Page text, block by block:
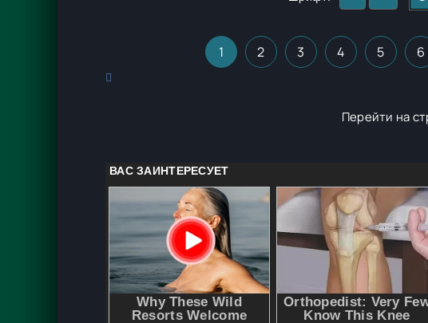
1 2 3 4 5 6
Перейти на